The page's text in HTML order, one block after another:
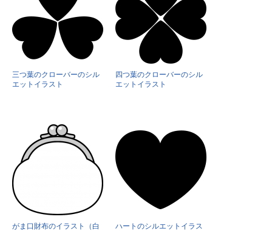
三つ葉のクローバーのシル
エットイラスト
四つ葉のクローバーのシル
エットイラスト
がま口財布のイラスト（白
ハートのシルエットイラス